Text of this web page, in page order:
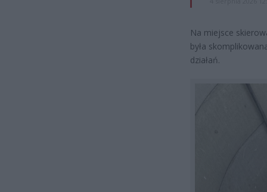
Na miejsce
była
działań.